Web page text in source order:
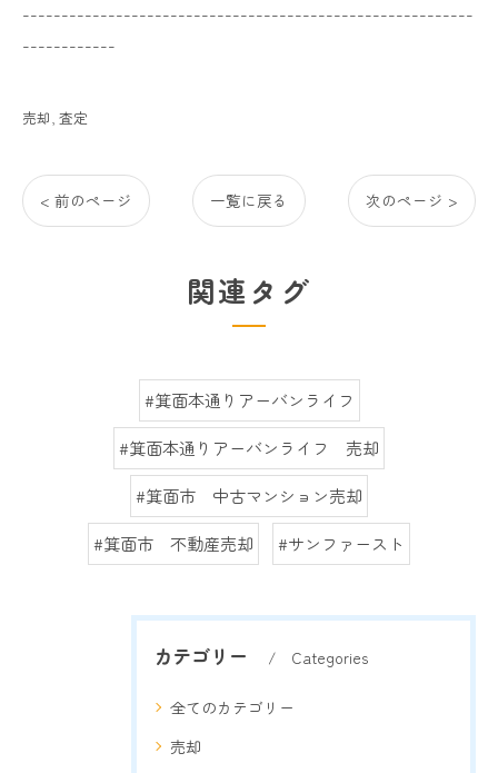
----------------------------------------------------------
------------
売却 査定
< 前のページ 一覧に戻る 次のページ >
関連タグ
#箕面本通りアーバンライフ
#箕面本通りアーバンライフ 売却
#箕面市 中古マンション売却
#箕面市 不動産売却 #サンファースト
カテゴリー Categories
全てのカテゴリー
売却